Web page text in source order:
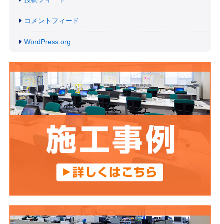
コメントフィード
WordPress.org